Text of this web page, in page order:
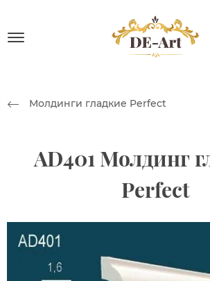
Молдинги гладкие Perfect
AD401 Молдинг
Perfect